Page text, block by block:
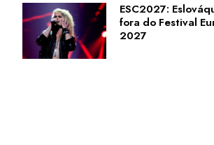
ESC2027:
fora do Festival
2027